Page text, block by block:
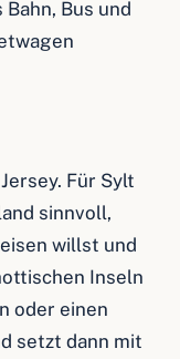
Bus und
Für Sylt
sinnvoll,
willst und
Inseln
oder einen
setzt dann mit